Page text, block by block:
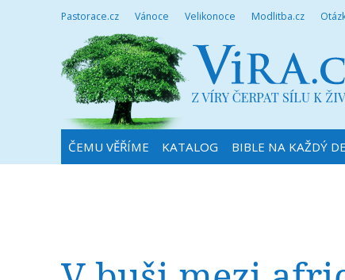
Pastorace.cz Vánoce Velikonoce Modlitba.cz
ČEMU VĚŘÍME KATALOG BIBLE NA KAŽDÝ